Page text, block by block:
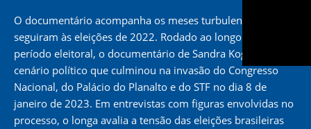
O documentário acompanha os meses turbulentos que
seguiram às eleições de 2022. Rodado ao longo de todo
período eleitoral, o documentário de Sandra Kogut avalia o
cenário político que culminou na invasão do Congresso
Nacional, do Palácio do Planalto e do STF no dia 8 de
janeiro de 2023. Em entrevistas com figuras envolvidas no
processo, o longa avalia a tensão das eleições brasileiras